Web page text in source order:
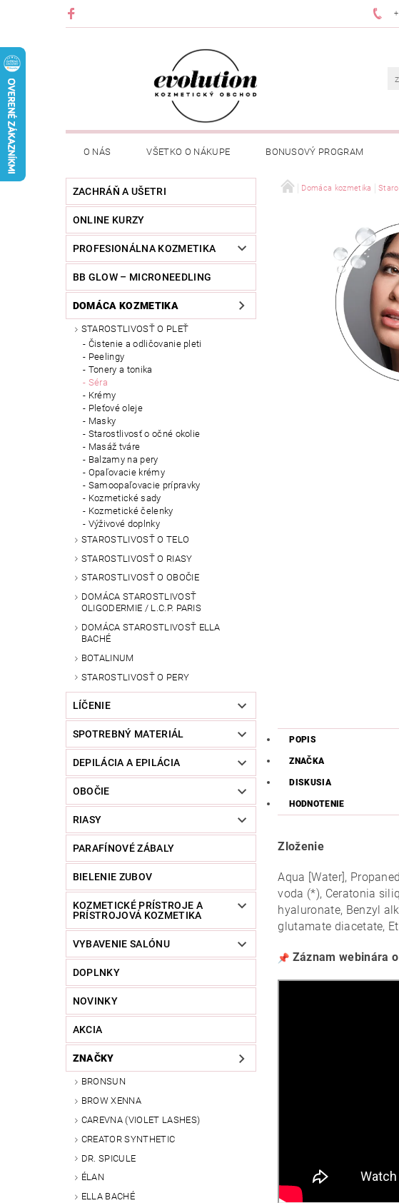
O NÁS VŠETKO O NÁKUPE BONUSOVÝ PROGRAM
ZACHRÁŇ A UŠETRI
ONLINE KURZY
PROFESIONÁLNA KOZMETIKA
BB GLOW – MICRONEEDLING
DOMÁCA KOZMETIKA
STAROSTLIVOSŤ O PLEŤ
Čistenie a odličovanie pleti
Peelingy
Tonery a tonika
Séra
Krémy
Pleťové oleje
Masky
Starostlivosť o očné okolie
Masáž tváre
Balzamy na pery
Opaľovacie krémy
Samoopaľovacie prípravky
Kozmetické sady
Kozmetické čelenky
Výživové doplnky
STAROSTLIVOSŤ O TELO
STAROSTLIVOSŤ O RIASY
STAROSTLIVOSŤ O OBOČIE
DOMÁCA STAROSTLIVOSŤ
OLIGODERMIE / L.C.P. PARIS
DOMÁCA STAROSTLIVOSŤ ELLA
BACHÉ
BOTALINUM
STAROSTLIVOSŤ O PERY
LÍČENIE
SPOTREBNÝ MATERIÁL
DEPILÁCIA A EPILÁCIA
OBOČIE
RIASY
PARAFÍNOVÉ ZÁBALY
BIELENIE ZUBOV
KOZMETICKÉ PRÍSTROJE A
PRÍSTROJOVÁ KOZMETIKA
VYBAVENIE SALÓNU
DOPLNKY
NOVINKY
AKCIA
ZNAČKY
BRONSUN
BROW XENNA
CAREVNA (VIOLET LASHES)
CREATOR SYNTHETIC
DR. SPICULE
ÉLAN
ELLA BACHÉ
Domáca kozmetika
POPIS
ZNAČKA
DISKUSIA
HODNOTENIE
Zloženie
Aqua [Water],
voda (*), Ceratonia
hyaluronate, Benzyl
glutamate diacetate,
Záznam webinára